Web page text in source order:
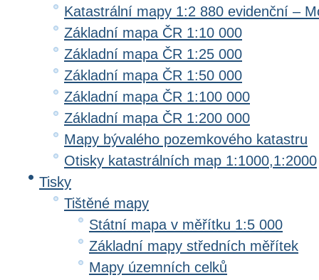
Katastrální mapy 1:2 880 evidenční –
Základní mapa ČR 1:10 000
Základní mapa ČR 1:25 000
Základní mapa ČR 1:50 000
Základní mapa ČR 1:100 000
Základní mapa ČR 1:200 000
Mapy bývalého pozemkového katastru
Otisky katastrálních map 1:1000,1:2000
Tisky
Tištěné mapy
Státní mapa v měřítku 1:5 000
Základní mapy středních měřítek
Mapy územních celků